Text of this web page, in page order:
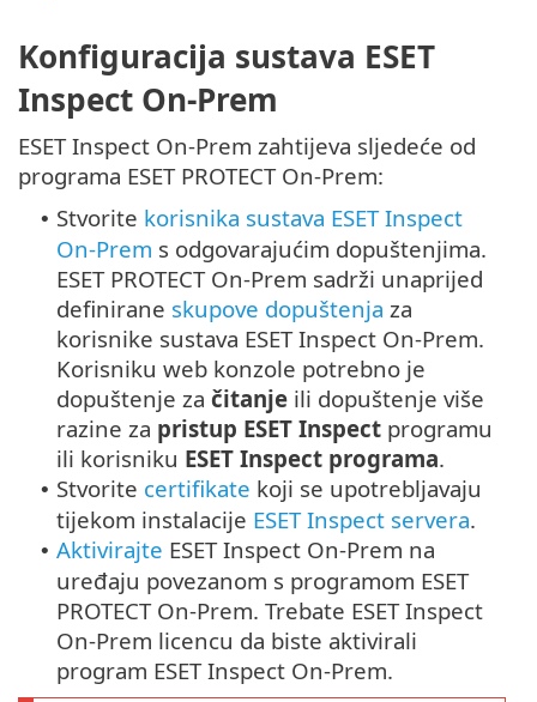
Konfiguracija sustava ESET
Inspect On-Prem
ESET Inspect On-Prem zahtijeva sljedeće od
programa ESET PROTECT On-Prem:
• Stvorite korisnika sustava ESET Inspect
On-Prem s odgovarajućim dopuštenjima.
ESET PROTECT On-Prem sadrži unaprijed
definirane skupove dopuštenja za
korisnike sustava ESET Inspect On-Prem.
Korisniku web konzole potrebno je
dopuštenje za čitanje ili dopuštenje više
razine za pristup ESET Inspect programu
ili korisniku ESET Inspect programa.
• Stvorite certifikate koji se upotrebljavaju
tijekom instalacije ESET Inspect servera.
• Aktivirajte ESET Inspect On-Prem na
uređaju povezanom s programom ESET
PROTECT On-Prem. Trebate ESET Inspect
On-Prem licencu da biste aktivirali
program ESET Inspect On-Prem.